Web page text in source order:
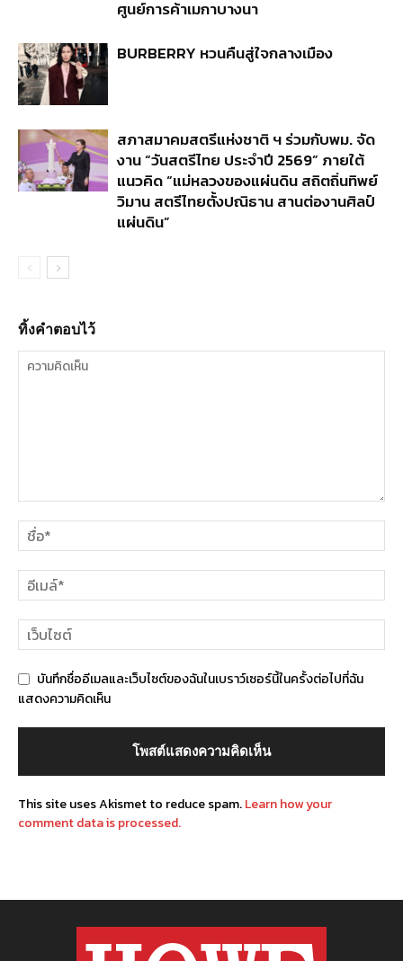
ศูนย์การค้าเมกาบางนา
BURBERRY หวนคืนสู่ใจกลางเมือง
สภาสมาคมสตรีแห่งชาติ ฯ ร่วมกับพม. จัด
งาน “วันสตรีไทย ประจำปี 2569” ภายใต้
แนวคิด “แม่หลวงของแผ่นดิน สถิตถิ่นทิพย์
วิมาน สตรีไทยตั้งปณิธาน สานต่องานศิลป์
แผ่นดิน”
ทิ้งคำตอบไว้
บันทึกชื่ออีเมลและเว็บไซต์ของฉันในเบราว์เซอร์นี้ในครั้งต่อไปที่ฉัน
แสดงความคิดเห็น
This site uses Akismet to reduce spam.Learn how your
comment data is processed.